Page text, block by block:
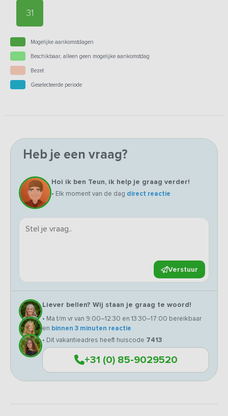
31
Mogelijke aankomstdagen
Beschikbaar, alleen geen mogelijke aankomstdag
Bezet
Geselecteerde periode
Heb je een vraag?
Hoi ik ben Teun, ik help je graag verder!
• Elk moment van de dag direct reactie
Verstuur
Liever bellen? Wij staan je graag te woord!
• Ma t/m vr van 9:00–12:30 en 13:30–17:00 bereikbaar
en binnen 3 minuten reactie
• Dit vakantieadres heeft huiscode 7413
+31 (0) 85-9029520